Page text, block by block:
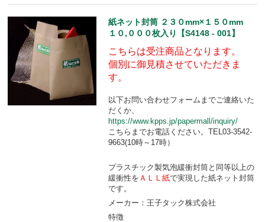
紙ネット封筒 ２３０mm×１５０mm
１０,０００枚入り【S4148 - 001】
こちらは受注商品となります。
個別に御見積させていただきま
す。
以下お問い合わせフォームまでご連絡いた
だくか、
https://www.kpps.jp/papermall/inquiry/
こちらまでお電話ください。TEL03-3542-
9663(10時～17時）
プラスチック製気泡緩衝封筒と同等以上の
緩衝性を ＡＬＬ紙で実現した紙ネット封筒
です。
メーカー：王子タック株式会社
特徴